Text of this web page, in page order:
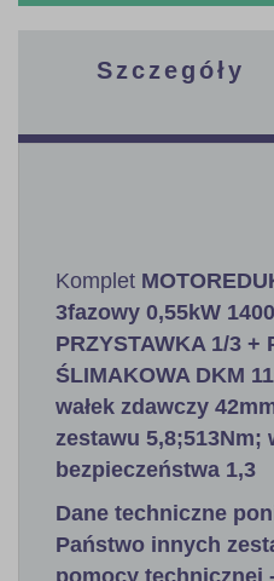
Szczegóły
Komplet
3fazowy 0,55kW
PRZYSTAWKA 1/3 +
ŚLIMAKOWA DKM
wałek zdawczy
zestawu 5,8;513Nm;
bezpieczeństwa 1,3
Dane techniczne
Państwo innych
pomocy technicznej